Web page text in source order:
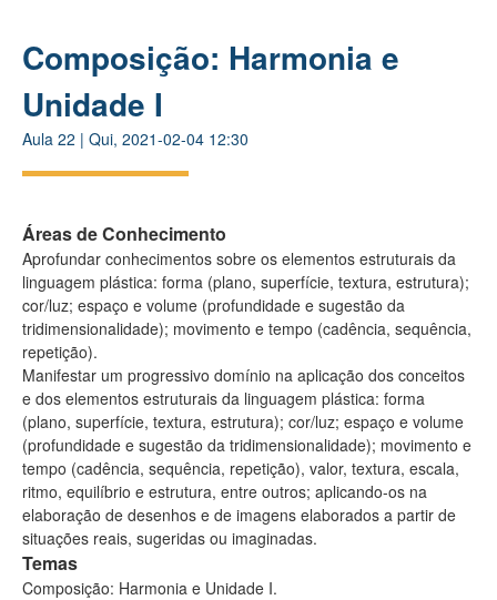
Composição: Harmonia e
Unidade I
Aula 22 | Qui, 2021-02-04 12:30
Áreas de Conhecimento
Aprofundar conhecimentos sobre os elementos estruturais da
linguagem plástica: forma (plano, superfície, textura, estrutura);
cor/luz; espaço e volume (profundidade e sugestão da
tridimensionalidade); movimento e tempo (cadência, sequência,
repetição).
Manifestar um progressivo domínio na aplicação dos conceitos
e dos elementos estruturais da linguagem plástica: forma
(plano, superfície, textura, estrutura); cor/luz; espaço e volume
(profundidade e sugestão da tridimensionalidade); movimento e
tempo (cadência, sequência, repetição), valor, textura, escala,
ritmo, equilíbrio e estrutura, entre outros; aplicando-os na
elaboração de desenhos e de imagens elaborados a partir de
situações reais, sugeridas ou imaginadas.
Temas
Composição: Harmonia e Unidade I.